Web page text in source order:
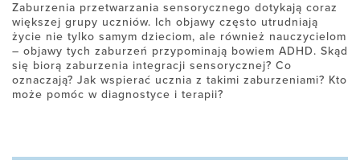
Zaburzenia przetwarzania sensorycznego dotykają coraz
większej grupy uczniów. Ich objawy często utrudniają
życie nie tylko samym dzieciom, ale również nauczycielom
– objawy tych zaburzeń przypominają bowiem ADHD. Skąd
się biorą zaburzenia integracji sensorycznej? Co
oznaczają? Jak wspierać ucznia z takimi zaburzeniami? Kto
może pomóc w diagnostyce i terapii?